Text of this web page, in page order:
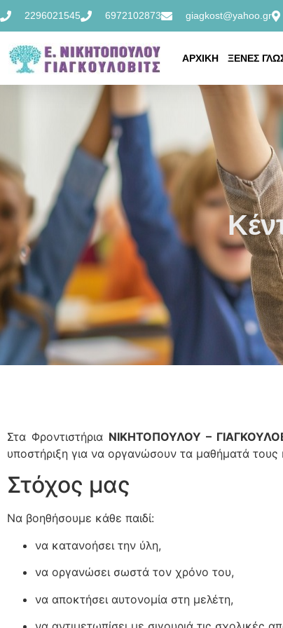
2296021545 6972102873 giagkost@yahoo.gr
ΑΡΧΙΚΗ ΞΕΝΕΣ
Στα Φροντιστήρια ΝΙΚΗΤΟΠΟΥΛΟΥ –
υποστήριξη για να οργανώσουν τα μαθήματά
Στόχος μας
Να βοηθήσουμε κάθε παιδί:
να κατανοήσει την ύλη,
να οργανώσει σωστά τον χρόνο του,
να αποκτήσει αυτονομία στη μελέτη,